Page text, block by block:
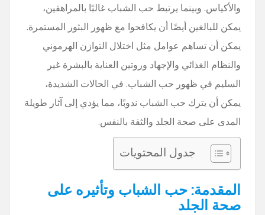
والأكياس. وبينما يرتبط حب الشباب غالبًا بالمراهقين،
يمكن للبالغين أيضًا أن يكافحوا مع ظهور البثور المستمرة.
يمكن أن تساهم عوامل مثل اختلال التوازن الهرموني
والنظام الغذائي والإجهاد وروتين العناية بالبشرة غير
السليم في ظهور حب الشباب. في الحالات الشديدة،
يمكن أن يترك حب الشباب ندوبًا، مما يؤدي إلى آثار طويلة
المدى على صحة الجلد والثقة بالنفس.
جدول المحتويات
المقدمة: حب الشباب وتأثيره على
صحة الجلد